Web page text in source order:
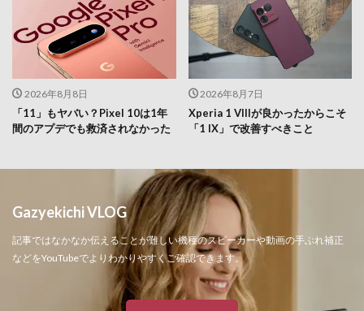
2026年8月8日
「11」もヤバい？Pixel 10は1年
間のアプデでも救済されなかった
2026年8月7日
Xperia 1 VIIIが良かったからこそ
「1 IX」で改善すべきこと
Gazyekichi VLOG
記事ではなかなか伝えることが難しい機種のスピーカーや動画の手ぶれ補正
などをYouTubeでよりわかりやすくご確認できます。